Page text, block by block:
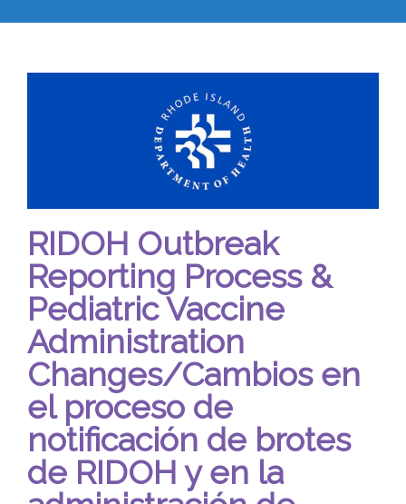
RIDOH Outbreak
Reporting Process &
Pediatric Vaccine
Administration
Changes/Cambios en
el proceso de
notificación de brotes
de RIDOH y en la